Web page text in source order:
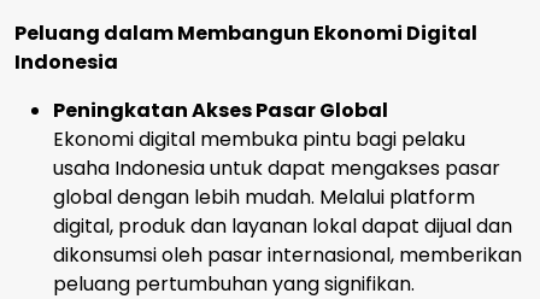
Peluang dalam Membangun Ekonomi Digital
Indonesia
Peningkatan Akses Pasar Global
Ekonomi digital membuka pintu bagi pelaku
usaha Indonesia untuk dapat mengakses pasar
global dengan lebih mudah. Melalui platform
digital, produk dan layanan lokal dapat dijual dan
dikonsumsi oleh pasar internasional, memberikan
peluang pertumbuhan yang signifikan.